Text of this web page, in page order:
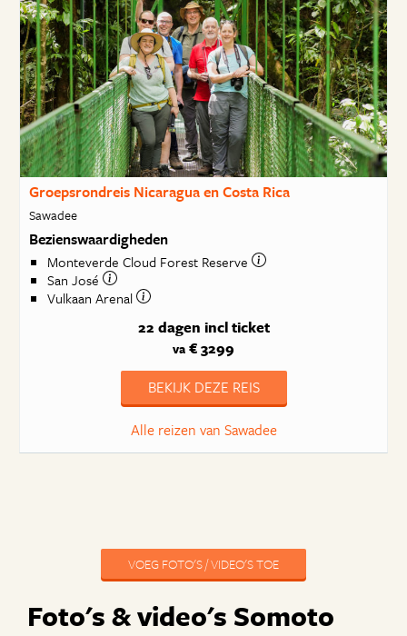
Groepsrondreis Nicaragua en Costa Rica
Sawadee
Bezienswaardigheden
Monteverde Cloud Forest Reserve
San José
Vulkaan Arenal
22 dagen incl ticket
va € 3299
BEKIJK DEZE REIS
Alle reizen van Sawadee
VOEG FOTO'S / VIDEO'S TOE
Foto's & video's Somoto